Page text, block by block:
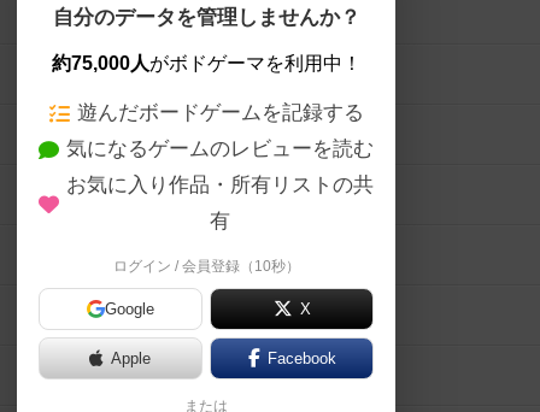
自分のデータを管理しませんか？
約75,000人がボドゲーマを利用中！
遊んだボードゲームを記録する
気になるゲームのレビューを読む
お気に入り作品・所有リストの共
有
ログイン / 会員登録（10秒）
Google X
Apple Facebook
または
ボードゲームを検索する
ボードゲームの新着レビュー
ボードゲーム会情報
メカニクス特集
掲示板・トピックス
ボドとも・会員一覧
ボードゲーム業界コラム